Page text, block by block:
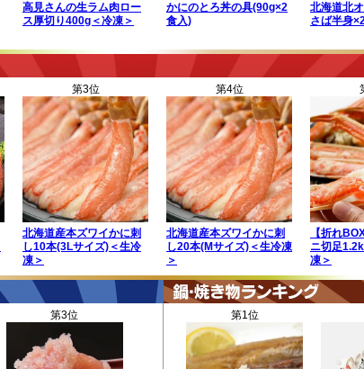
高見さんの生ラム肉ロー
ス厚切り400g＜冷凍＞
かにのとろ丼の具(90g×2
食入)
北海道北
さば半身
第3位
北海道産本ズワイかに刺
し10本(3Lサイズ)＜生冷
凍＞
第4位
北海道産本ズワイかに刺
し20本(Mサイズ)＜生冷凍
＞
【折れ
ニ切足
凍＞
第3位 第1位